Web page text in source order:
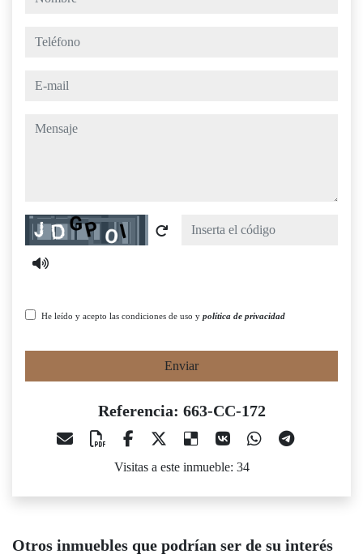
teléfono
e-mail
mensaje
Captcha
He leído y acepto las condiciones de uso y política de privacidad
Enviar
Referencia: 663-CC-172
Visitas a este inmueble: 34
Otros inmuebles que podrían ser de su interés